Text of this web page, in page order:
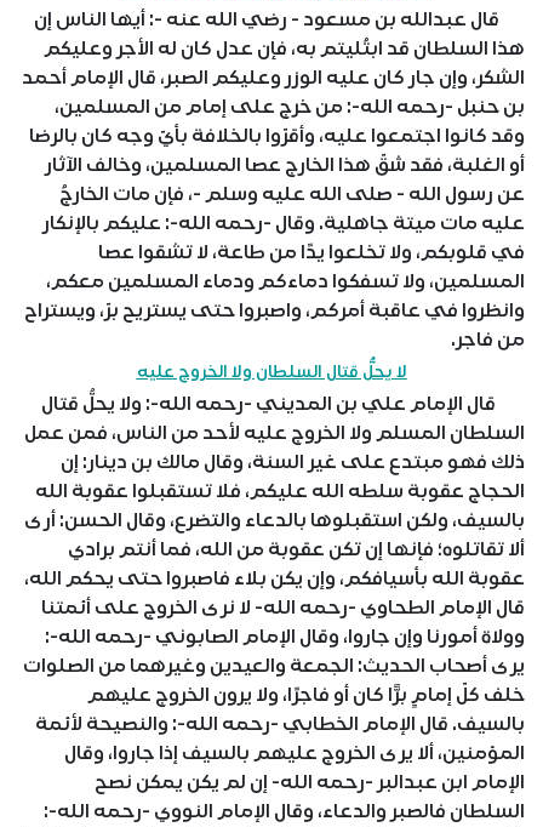
قال عبدالله بن مسعود - رضي الله عنه -: أيها الناس إن
هذا السلطان قد ابتُليتم به، فإن عدل كان له الأجر وعليكم
الشكر، وإن جار كان عليه الوزر وعليكم الصبر، قال الإمام أحمد
بن حنبل -رحمه الله-: من خرج على إمام من المسلمين،
وقد كانوا اجتمعوا عليه، وأقرّوا بالخلافة بأيّ وجه كان بالرضا
أو الغلبة، فقد شقّ هذا الخارج عصا المسلمين، وخالف الآثار
عن رسول الله - صلى الله عليه وسلم -، فإن مات الخارجُ
عليه مات ميتة جاهلية. وقال -رحمه الله-: عليكم بالإنكار
في قلوبكم، ولا تخلعوا يدًا من طاعة، لا تشقوا عصا
المسلمين، ولا تسفكوا دماءكم ودماء المسلمين معكم،
وانظروا في عاقبة أمركم، واصبروا حتى يستريح برّ، ويستراح
من فاجر.
لا يحلُّ قتال السلطان ولا الخروج عليه
قال الإمام علي بن المديني -رحمه الله-: ولا يحلُّ قتال
السلطان المسلم ولا الخروج عليه لأحد من الناس، فمن عمل
ذلك فهو مبتدع على غير السنة، وقال مالك بن دينار: إن
الحجاج عقوبة سلطه الله عليكم، فلا تستقبلوا عقوبة الله
بالسيف، ولكن استقبلوها بالدعاء والتضرع، وقال الحسن: أرى
ألا تقاتلوه؛ فإنها إن تكن عقوبة من الله، فما أنتم برادي
عقوبة الله بأسيافكم، وإن يكن بلاء فاصبروا حتى يحكم الله،
قال الإمام الطحاوي -رحمه الله- لا نرى الخروج على أئمتنا
وولاة أمورنا وإن جاروا، وقال الإمام الصابوني -رحمه الله-:
يرى أصحاب الحديث: الجمعة والعيدين وغيرهما من الصلوات
خلف كلّ إمامٍ برًّا كان أو فاجرًا، ولا يرون الخروج عليهم
بالسيف. قال الإمام الخطابي -رحمه الله-: والنصيحة لأئمة
المؤمنين، ألا يرى الخروج عليهم بالسيف إذا جاروا، وقال
الإمام ابن عبدالبر -رحمه الله- إن لم يكن يمكن نصح
السلطان فالصبر والدعاء، وقال الإمام النووي -رحمه الله-: